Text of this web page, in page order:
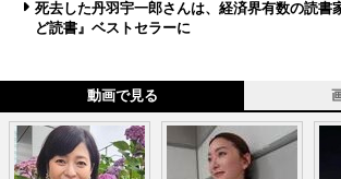
死去した丹羽宇一郎さんは、経済界有数の読
ど読書』ベストセラーに
動画で見る